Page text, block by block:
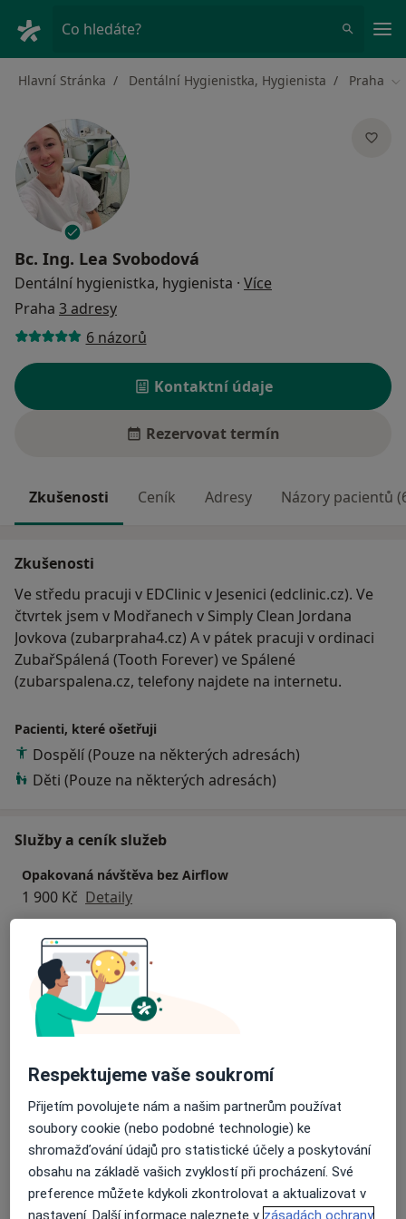
Co hledáte?
Hlavní Stránka Dentální Hygienistka, Hygienista Praha
Bc. Ing. Lea Svobodová
Dentální hygienistka, hygienista · Více
Praha 3 adresy
6 názorů
Kontaktní údaje
Rezervovat termín
Zkušenosti Ceník Adresy Názory pacientů
Zkušenosti
Ve středu pracuji v EDClinic v Jesenici (edclinic.cz). Ve
čtvrtek jsem v Modřanech v Simply Clean Jordana
Jovkova (zubarpraha4.cz) A v pátek pracuji v ordinaci
ZubařSpálená (Tooth Forever) ve Spálené
(zubarspalena.cz, telefony najdete na internetu.
Pacienti, které ošetřuji
Dospělí (Pouze na některých adresách)
Děti (Pouze na některých adresách)
Služby a ceník služeb
Opakovaná návštěva bez Airflow
1 900 Kč Detaily
Bělení zubů
1 600 Kč - 2 100 Kč
Běžný termín
Detaily
Dentální hygiena
1 800 Kč - 1 900 Kč Detaily
Estetická stomatologie
Detaily
Respektujeme vaše soukromí
Přijetím povolujete nám a našim partnerům používat
soubory cookie (nebo podobné technologie) ke
shromažďování údajů pro statistické účely a poskytování
obsahu na základě vašich zvyklostí při procházení. Své
preference můžete kdykoli zkontrolovat a aktualizovat v
nastavení. Další informace naleznete v zásadách ochrany